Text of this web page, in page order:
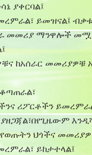
ያቀርባል፤
ይመዝናል፤
መመሪያ ማንዋሎች
ከአሰራር መመሪያዎቹ
ሪፖርቶችን
ህጎችና
ይከታተላል፤